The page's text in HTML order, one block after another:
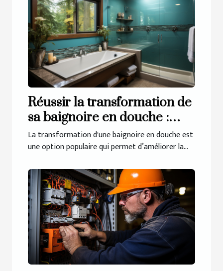
Réussir la transformation de
sa baignoire en douche :
comment procéder pour y
arriver ?
La transformation d'une baignoire en douche est
une option populaire qui permet d’améliorer la...